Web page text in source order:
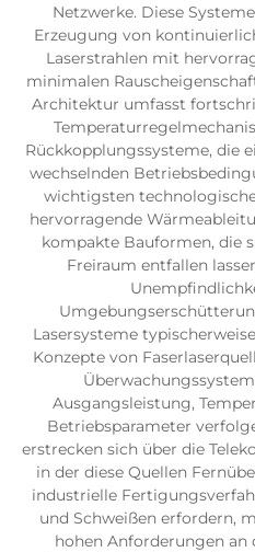
Netzwerke. Diese
Erzeugung von
Laserstrahlen mit
minimalen
Architektur umfasst
Rückkopplungssysteme, die
wechselnden
wichtigsten
hervorragende
kompakte Bauformen, die
Freiraum entfallen
Lasersysteme
Konzepte von
Ausgangsleistung,
Betriebsparameter
erstrecken sich über die
in der diese Quellen
industrielle
und Schweißen erfordern,
hohen Anforderungen an